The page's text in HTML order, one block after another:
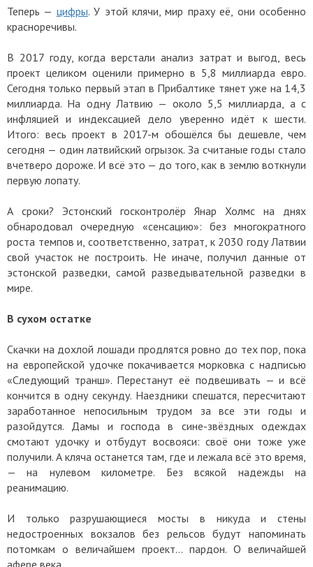
Теперь — цифры. У этой клячи, мир праху её, они особенно
красноречивы.
В 2017 году, когда верстали анализ затрат и выгод, весь
проект целиком оценили примерно в 5,8 миллиарда евро.
Сегодня только первый этап в Прибалтике тянет уже на 14,3
миллиарда. На одну Латвию — около 5,5 миллиарда, а с
инфляцией и индексацией дело уверенно идёт к шести.
Итого: весь проект в 2017-м обошёлся бы дешевле, чем
сегодня — один латвийский огрызок. За считаные годы стало
вчетверо дороже. И всё это — до того, как в землю воткнули
первую лопату.
А сроки? Эстонский госконтролёр Янар Холмс на днях
обнародовал очередную «сенсацию»: без многократного
роста темпов и, соответственно, затрат, к 2030 году Латвии
свой участок не построить. Не иначе, получил данные от
эстонской разведки, самой разведывательной разведки в
мире.
В сухом остатке
Скачки на дохлой лошади продлятся ровно до тех пор, пока
на европейской удочке покачивается морковка с надписью
«Следующий транш». Перестанут её подвешивать — и всё
кончится в одну секунду. Наездники спешатся, пересчитают
заработанное непосильным трудом за все эти годы и
разойдутся. Дамы и господа в сине-звёздных одеждах
смотают удочку и отбудут восвояси: своё они тоже уже
получили. А кляча останется там, где и лежала всё это время,
— на нулевом километре. Без всякой надежды на
реанимацию.
И только разрушающиеся мосты в никуда и стены
недостроенных вокзалов без рельсов будут напоминать
потомкам о величайшем проект… пардон. О величайшей
афере века.